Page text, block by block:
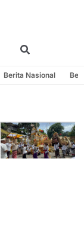
Berita Nasional